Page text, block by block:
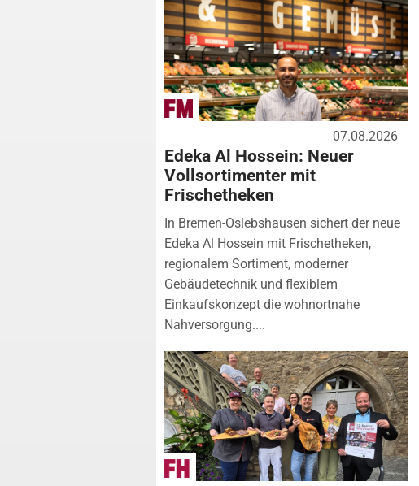
07.08.2026
Edeka Al Hossein: Neuer
Vollsortimenter mit
Frischetheken
In Bremen-Oslebshausen sichert der neue
Edeka Al Hossein mit Frischetheken,
regionalem Sortiment, moderner
Gebäudetechnik und flexiblem
Einkaufskonzept die wohnortnahe
Nahversorgung....